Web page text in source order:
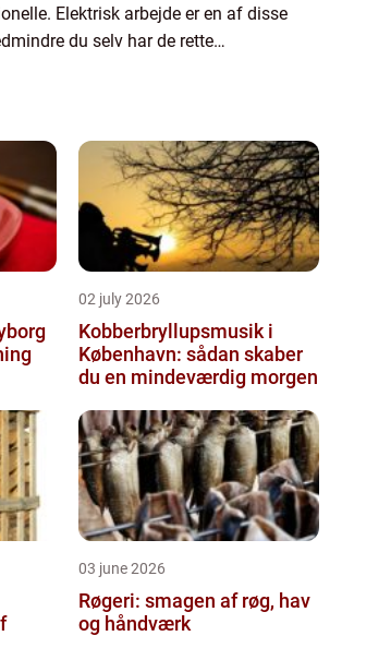
Elektrisk arbejde er en af disse
du selv har de rette
02 july 2026
Kobberbryllupsmusik i
København: sådan skaber
du en mindeværdig morgen
03 june 2026
Røgeri: smagen af røg, hav
og håndværk